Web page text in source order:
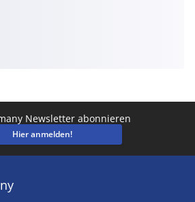
Newsletter abonnieren
Hier anmelden!